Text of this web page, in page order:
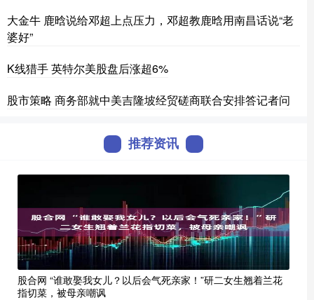
大金牛 鹿晗说给邓超上点压力，邓超教鹿晗用南昌话说“老
婆好”
K线猎手 英特尔美股盘后涨超6%
股市策略 商务部就中美吉隆坡经贸磋商联合安排答记者问
推荐资讯
股合网 “谁敢娶我女儿？以后会气死亲家！”研二女生翘着兰花
指切菜，被母亲嘲讽